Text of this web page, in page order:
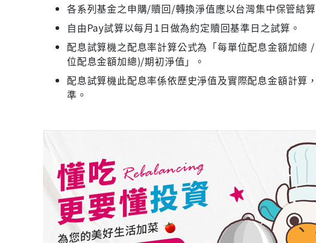
各系列基金之申購/贖回/轉換淨值應以台灣集中保管結
自由Pay試算以每月1日做為約定贖回基準日之試算。
配息試算機之配息率計算公式為「每單位配息金額加
位配息金額加總)/期初淨值」。
配息試算機此配息率係依歷史淨值及實際配息金額計算
準。